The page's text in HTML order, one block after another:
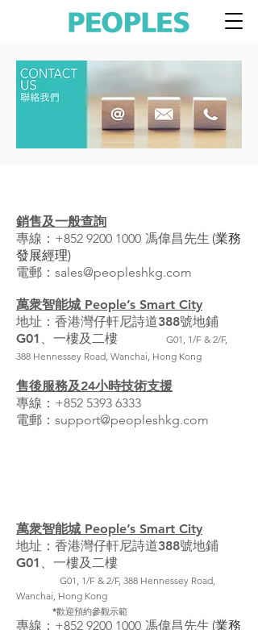
銷售及一般查詢
專線： +852 9200 1000 馮偉昌先生 (業務
發展經理)
電郵： sales@peopleshkg.com
萬衆智能城 People’s Smart City
地址：香港灣仔軒尼詩道388號地鋪
G01、一樓及二樓
G01, 1/F & 2/F,
388 Hennessey Road, Wanchai, Hong Kong
售後服務及24小時技術支援
專線： +852 5393 6333
​電郵： support@peopleshkg.com
萬衆智能城 People’s Smart City
地址：香港灣仔軒尼詩道388號地鋪
G01、一樓及二樓
G01, 1/F & 2/F, 388 Hennessey Road,
Wanchai, Hong Kong
*歡迎預約參觀示範
專線： +852 9200 1000 馮偉昌先生 (業務